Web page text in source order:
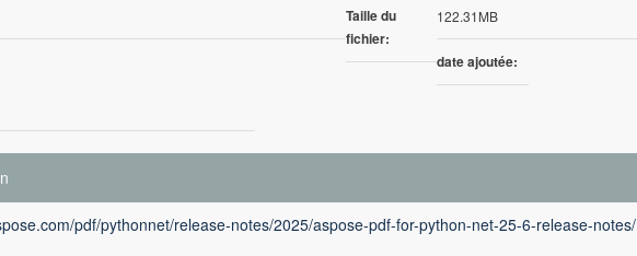
Taille du
fichier:
122.31MB
date ajoutée:
pdf/pythonnet/release-notes/2025/aspose-pdf-for-python-net-25-6-release-notes/